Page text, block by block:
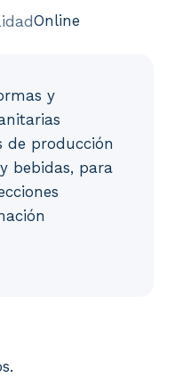
Online
y
de producción
bebidas, para